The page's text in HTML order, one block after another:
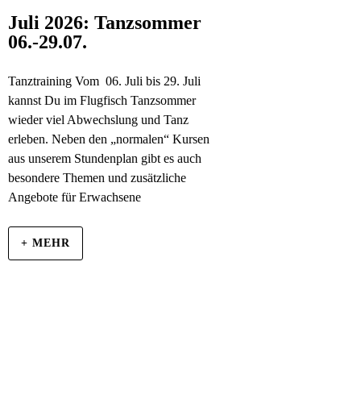
Juli 2026: Tanzsommer
06.-29.07.
Tanztraining Vom 06. Juli bis 29. Juli
kannst Du im Flugfisch Tanzsommer
wieder viel Abwechslung und Tanz
erleben. Neben den „normalen“ Kursen
aus unserem Stundenplan gibt es auch
besondere Themen und zusätzliche
Angebote für Erwachsene
+ MEHR